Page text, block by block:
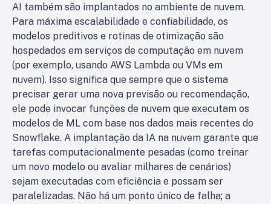
AI também são implantados no ambiente de nuvem.
Para máxima escalabilidade e confiabilidade, os
modelos preditivos e rotinas de otimização são
hospedados em serviços de computação em nuvem
(por exemplo, usando AWS Lambda ou VMs em
nuvem). Isso significa que sempre que o sistema
precisar gerar uma nova previsão ou recomendação,
ele pode invocar funções de nuvem que executam os
modelos de ML com base nos dados mais recentes do
Snowflake. A implantação da IA na nuvem garante que
tarefas computacionalmente pesadas (como treinar
um novo modelo ou avaliar milhares de cenários)
sejam executadas com eficiência e possam ser
paralelizadas. Não há um ponto único de falha; a